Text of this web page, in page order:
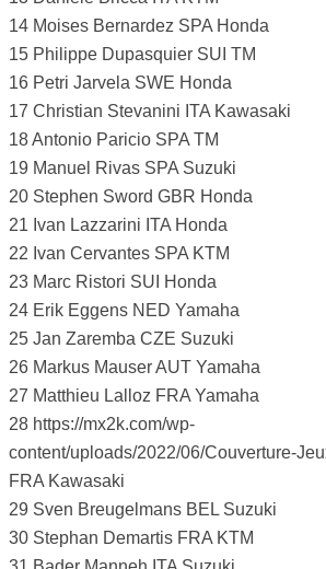
14 Moises Bernardez SPA Honda
15 Philippe Dupasquier SUI TM
16 Petri Jarvela SWE Honda
17 Christian Stevanini ITA Kawasaki
18 Antonio Paricio SPA TM
19 Manuel Rivas SPA Suzuki
20 Stephen Sword GBR Honda
21 Ivan Lazzarini ITA Honda
22 Ivan Cervantes SPA KTM
23 Marc Ristori SUI Honda
24 Erik Eggens NED Yamaha
25 Jan Zaremba CZE Suzuki
26 Markus Mauser AUT Yamaha
27 Matthieu Lalloz FRA Yamaha
28 https://mx2k.com/wp-
content/uploads/2022/06/Couverture-
FRA Kawasaki
29 Sven Breugelmans BEL Suzuki
30 Stephan Demartis FRA KTM